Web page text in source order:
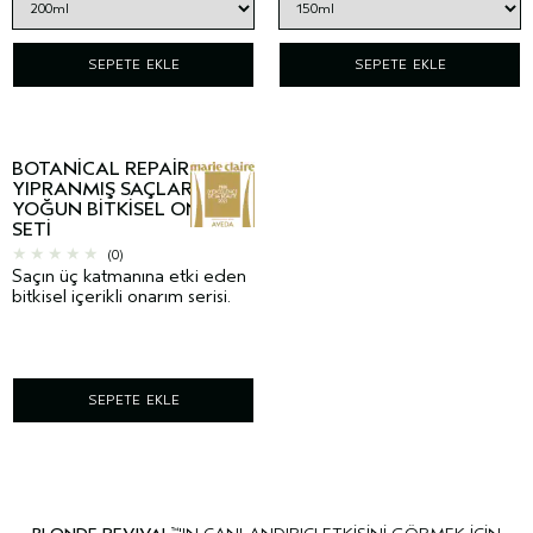
SEPETE EKLE SEPETE EKLE
BOTANICAL REPAIR
YIPRANMIŞ SAÇLAR İÇIN
YOĞUN BITKISEL ONARIM
SETI
(0)
Saçın üç katmanına etki eden
bitkisel içerikli onarım serisi.
SEPETE EKLE
™